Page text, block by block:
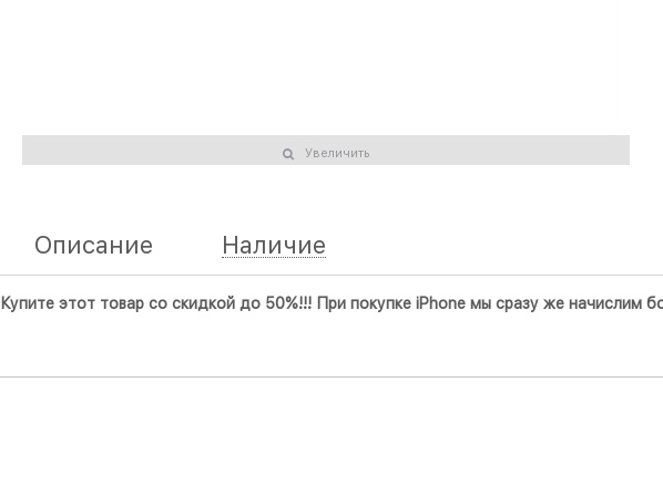
Увеличить
Описание Наличие
Купите этот товар со скидкой до 50%!!! При покупке iPhone мы сразу же